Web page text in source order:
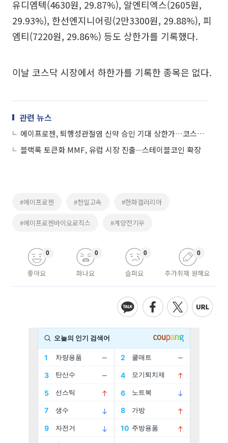
유디엠텍(4630원, 29.87%), 알엔티엑스(2605원,
29.93%), 한선엔지니어링(2만3300원, 29.88%), 피
엠티(7220원, 29.86%) 등도 상한가를 기록했다.
이날 코스닥 시장에서 하한가를 기록한 종목은 없다.
관련 뉴스
에이프로젠, 퇴행성관절염 신약 승인 기대 상한가…코스피 6개·코스닥 8개 ↑
블랙록 토큰화 MMF, 유럽 시장 진출∙∙∙스테이블코인 확장
#에이프로젠 #천일고속 #한화갤러리아
#에이프로젠바이오로직스 #계양전기우
좋아요
0
화나요
0
슬퍼요
0
추가취재 원해요
0